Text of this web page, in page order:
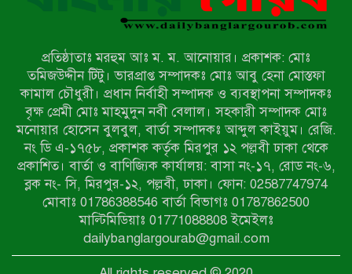
মিয়ানমারের সীমান্তে স্থলমাইন বিস্ফোরণ:
উখিয়ার এক যুবকের পা বিচ্ছিন্ন
৭ম শ্রেণি পড়ুয়া কন্যাকে উত্ত্যক্ত করার
প্রতিবাদ করায় পিতাকে কু*পি*য়ে
জ*খ*ম…!!
জুলাই গণঅভ্যুত্থান দিবস-২০২৬ উপলক্ষে
নীলফামারীতে শহিদদের স্মরণে দোয়া
মাহফিল ও আলোচনা সভা অনুষ্ঠিত
বেলকুচিতে বজ্রপাতে শিক্ষার্থীর মৃত্যু
বেলকুচিতে গণঅভ্যুত্থান দিবসে ইসলামী
প্রতিষ্ঠাতাঃ মরহুম আঃ ম. ম. আনোয়ার। প্রকাশক: মোঃ
তমিজউদ্দীন টিটু। ভারপ্রাপ্ত সম্পাদকঃ মোঃ আবু হেনা মোস্তফা
কামাল চৌধুরী। প্রধান নির্বাহী সম্পাদক ও ব্যবস্থাপনা সম্পাদকঃ
বৃক্ষ প্রেমী মোঃ মাহমুদুন নবী বেলাল। সহকারী সম্পাদক মোঃ
মনোয়ার হোসেন বুলবুল, বার্তা সম্পাদকঃ আব্দুল কাইয়ুম। রেজি.
নং ডি এ-১৭৫৮, প্রকাশক কর্তৃক মিরপুর ১২ পল্লবী ঢাকা থেকে
প্রকাশিত। বার্তা ও বাণিজ্যিক কার্যালয়: বাসা নং-১৭, রোড নং-৬,
ব্লক নং- সি, মিরপুর-১২, পল্লবী, ঢাকা। ফোন: 02587747974
মোবাঃ 01786388546 বার্তা বিভাগঃ 01787862500
মাল্টিমিডিয়াঃ 01771088808 ইমেইলঃ
dailybanglargourab@gmail.com